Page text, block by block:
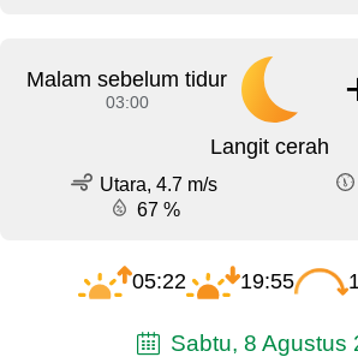
Malam sebelum tidur
03:00
Langit cerah
Utara, 4.7 m/s
67 %
05:22 19:55
Sabtu, 8 Agustus